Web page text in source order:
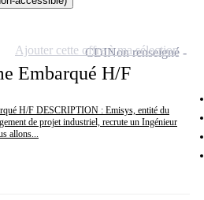
Embarqué H/F
H/F DESCRIPTION : Emisys, entité du
de projet industriel, recrute un Ingénieur
allons...
CDINon renseigné
Ajouter cette offre à ma sélection